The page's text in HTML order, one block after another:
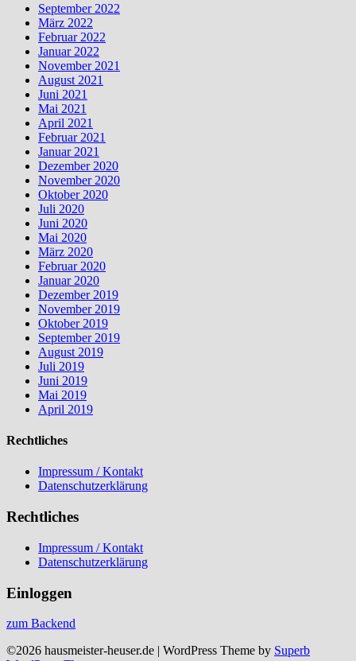
September 2022
März 2022
Februar 2022
Januar 2022
November 2021
August 2021
Juni 2021
Mai 2021
April 2021
Februar 2021
Januar 2021
Dezember 2020
November 2020
Oktober 2020
Juli 2020
Juni 2020
Mai 2020
März 2020
Februar 2020
Januar 2020
Dezember 2019
November 2019
Oktober 2019
September 2019
August 2019
Juli 2019
Juni 2019
Mai 2019
April 2019
Rechtliches
Impressum / Kontakt
Datenschutzerklärung
Rechtliches
Impressum / Kontakt
Datenschutzerklärung
Einloggen
zum Backend
©2026 hausmeister-heuser.de | WordPress Theme by Superb